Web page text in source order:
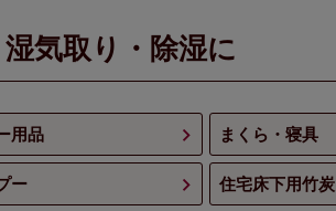
気取り・除湿に
用品 まくら・寝具
ー 住宅床下用竹炭